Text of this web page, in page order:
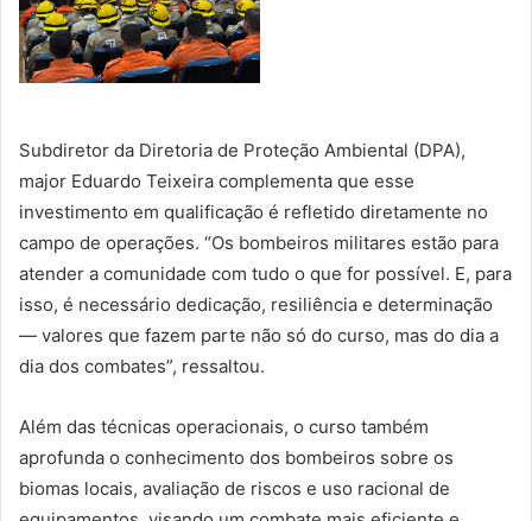
Subdiretor da Diretoria de Proteção Ambiental (DPA),
major Eduardo Teixeira complementa que esse
investimento em qualificação é refletido diretamente no
campo de operações. “Os bombeiros militares estão para
atender a comunidade com tudo o que for possível. E, para
isso, é necessário dedicação, resiliência e determinação
— valores que fazem parte não só do curso, mas do dia a
dia dos combates”, ressaltou.
Além das técnicas operacionais, o curso também
aprofunda o conhecimento dos bombeiros sobre os
biomas locais, avaliação de riscos e uso racional de